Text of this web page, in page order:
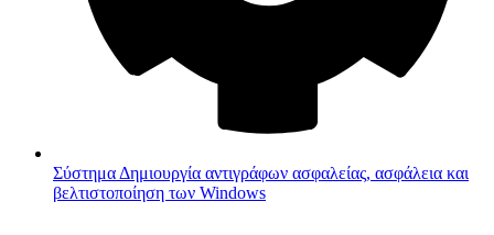
Σύστημα Δημιουργία αντιγράφων ασφαλείας, ασφάλεια και
βελτιστοποίηση των Windows